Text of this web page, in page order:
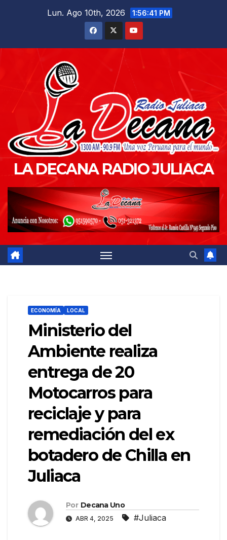
Lun. Ago 10th, 2026 1:56:43 PM
LA DECANA RADIO JULIACA
ECONOMÍA LOCAL
Ministerio del
Ambiente realiza
entrega de 20
Motocarros para
reciclaje y para
remediación del ex
botadero de Chilla en
Juliaca
Por Decana Uno
ABR 4, 2025 #Juliaca